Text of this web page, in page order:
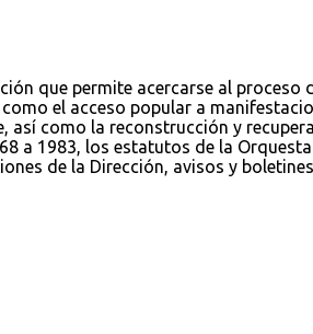
que permite acercarse al proceso
el acceso popular a
como la reconstrucción y
a 1983, los estatutos de la
de la Dirección, avisos y